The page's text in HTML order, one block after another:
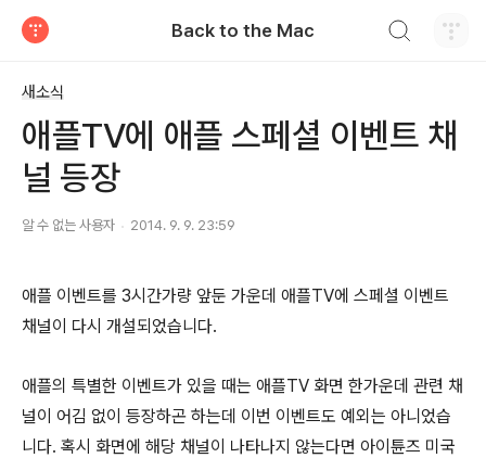
Back to the Mac
새소식
애플TV에 애플 스페셜 이벤트 채
널 등장
알 수 없는 사용자 2014. 9. 9. 23:59
애플 이벤트를 3시간가량 앞둔 가운데 애플TV에 스페셜 이벤트
채널이 다시 개설되었습니다.
애플의 특별한 이벤트가 있을 때는 애플TV 화면 한가운데 관련 채
널이 어김 없이 등장하곤 하는데 이번 이벤트도 예외는 아니었습
니다. 혹시 화면에 해당 채널이 나타나지 않는다면 아이튠즈 미국